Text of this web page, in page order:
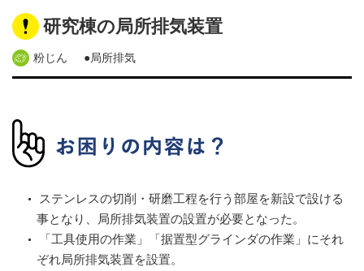
研究棟の局所排気装置
粉じん ●局所排気
ステンレスの切削・研磨工程を行う部屋を新設で設ける
事となり、局所排気装置の設置が必要となった。
「工具使用の作業」「据置型グラインダの作業」にそれ
ぞれ局所排気装置を設置。